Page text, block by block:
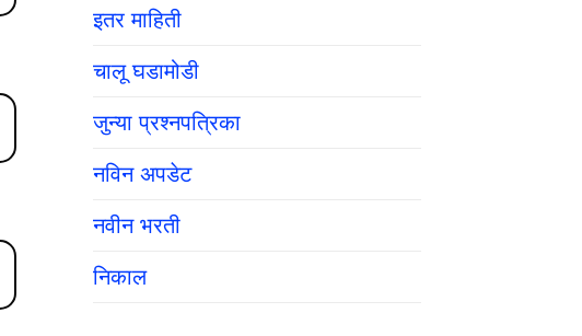
इतर माहिती
चालू घडामोडी
जुन्या प्रश्नपत्रिका
नविन अपडेट
नवीन भरती
निकाल